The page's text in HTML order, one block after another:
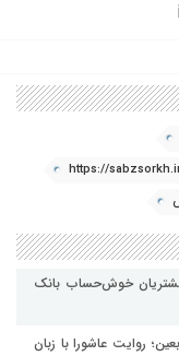
https://
خوش‌حساب بانک
روایت عاشورا با زبان